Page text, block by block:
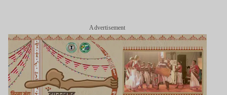
Advertisement